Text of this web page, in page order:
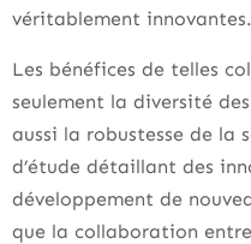
véritablement innovantes.
Les bénéfices de telles
seulement la diversité
aussi la robustesse de la
d’étude détaillant des
développement de
que la collaboration